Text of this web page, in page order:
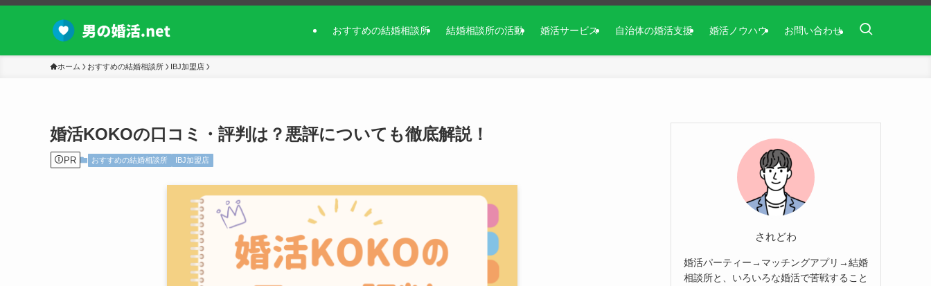
おすすめの結婚相談所 結婚相談所の活動 婚活サービス 自治体の婚活支援 婚活ノウハウ お問い合わせ
ホーム おすすめの結婚相談所 IBJ加盟店
婚活KOKOの口コミ・評判は？悪評についても徹底解説！
PR おすすめの結婚相談所 IBJ加盟店
されどわ
婚活パーティー→マッチングアプリ→結婚
相談所と、いろいろな婚活で苦戦すること